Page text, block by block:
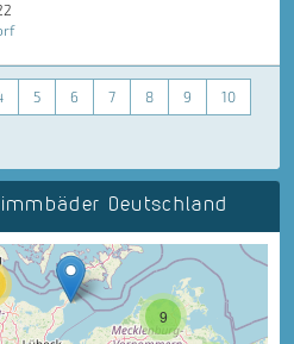
5 6 7 8 9 10
Deutschland
9